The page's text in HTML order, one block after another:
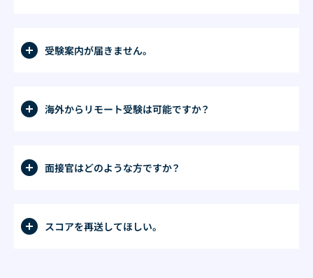
受験案内が届きません。
海外からリモート受験は可能ですか？
面接官はどのような方ですか？
スコアを再送してほしい。